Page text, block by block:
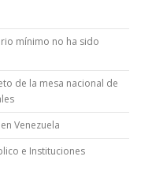
mínimo no ha sido
de la mesa nacional de
Venezuela
e Instituciones